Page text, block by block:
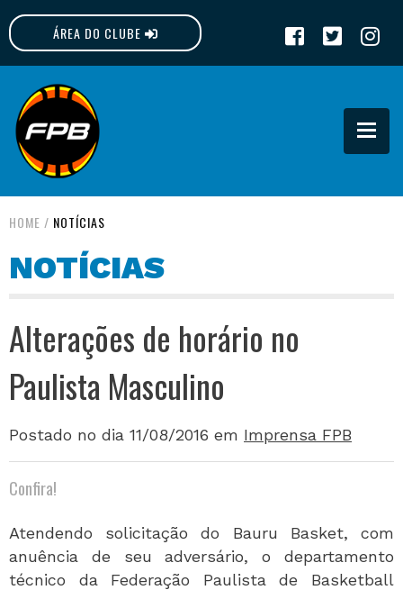
ÁREA DO CLUBE
FPB
HOME / NOTÍCIAS
NOTÍCIAS
Alterações de horário no
Paulista Masculino
Postado no dia 11/08/2016 em Imprensa FPB
Confira!
Atendendo solicitação do Bauru Basket, com
anuência de seu adversário, o departamento
técnico da Federação Paulista de Basketball